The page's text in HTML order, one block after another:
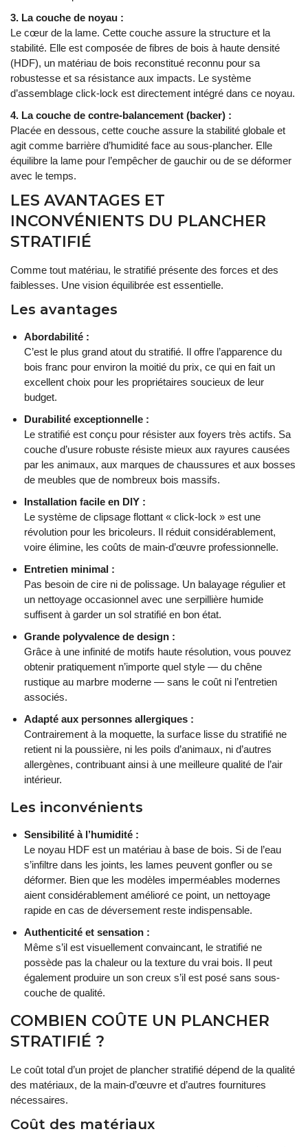
3. La couche de noyau :
Le cœur de la lame. Cette couche assure la structure et la
stabilité. Elle est composée de fibres de bois à haute densité
(HDF), un matériau de bois reconstitué reconnu pour sa
robustesse et sa résistance aux impacts. Le système
d’assemblage click-lock est directement intégré dans ce noyau.
4. La couche de contre-balancement (backer) :
Placée en dessous, cette couche assure la stabilité globale et
agit comme barrière d’humidité face au sous-plancher. Elle
équilibre la lame pour l’empêcher de gauchir ou de se déformer
avec le temps.
LES AVANTAGES ET
INCONVÉNIENTS DU PLANCHER
STRATIFIÉ
Comme tout matériau, le stratifié présente des forces et des
faiblesses. Une vision équilibrée est essentielle.
Les avantages
Abordabilité :
C’est le plus grand atout du stratifié. Il offre l’apparence du
bois franc pour environ la moitié du prix, ce qui en fait un
excellent choix pour les propriétaires soucieux de leur
budget.
Durabilité exceptionnelle :
Le stratifié est conçu pour résister aux foyers très actifs. Sa
couche d’usure robuste résiste mieux aux rayures causées
par les animaux, aux marques de chaussures et aux bosses
de meubles que de nombreux bois massifs.
Installation facile en DIY :
Le système de clipsage flottant « click-lock » est une
révolution pour les bricoleurs. Il réduit considérablement,
voire élimine, les coûts de main-d’œuvre professionnelle.
Entretien minimal :
Pas besoin de cire ni de polissage. Un balayage régulier et
un nettoyage occasionnel avec une serpillière humide
suffisent à garder un sol stratifié en bon état.
Grande polyvalence de design :
Grâce à une infinité de motifs haute résolution, vous pouvez
obtenir pratiquement n’importe quel style — du chêne
rustique au marbre moderne — sans le coût ni l’entretien
associés.
Adapté aux personnes allergiques :
Contrairement à la moquette, la surface lisse du stratifié ne
retient ni la poussière, ni les poils d’animaux, ni d’autres
allergènes, contribuant ainsi à une meilleure qualité de l’air
intérieur.
Les inconvénients
Sensibilité à l’humidité :
Le noyau HDF est un matériau à base de bois. Si de l’eau
s’infiltre dans les joints, les lames peuvent gonfler ou se
déformer. Bien que les modèles imperméables modernes
aient considérablement amélioré ce point, un nettoyage
rapide en cas de déversement reste indispensable.
Authenticité et sensation :
Même s’il est visuellement convaincant, le stratifié ne
possède pas la chaleur ou la texture du vrai bois. Il peut
également produire un son creux s’il est posé sans sous-
couche de qualité.
COMBIEN COÛTE UN PLANCHER
STRATIFIÉ ?
Le coût total d’un projet de plancher stratifié dépend de la qualité
des matériaux, de la main-d’œuvre et d’autres fournitures
nécessaires.
Coût des matériaux